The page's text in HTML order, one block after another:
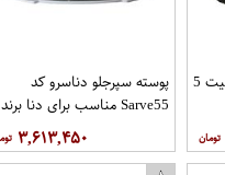
گالن بنزین مدل k103 ظرفیت 5
پوسته سپرجلو دناسرو کد
Sarve55 مناسب برای دنا برند
نفیس خودرو مهر۳,۶۱۳,۴۵۰